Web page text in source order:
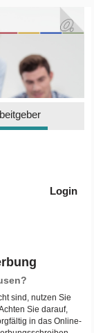
Login
sind, nutzen Sie
Sie darauf,
in das Online-